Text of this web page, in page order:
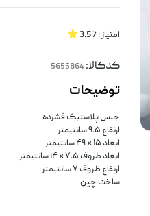
امتیاز :3.57
کدکالا:
توضیحات
جنس پلاستیک فشرده
ارتفاع ۹.۵ سانتیمتر
ابعاد ۱۵ × ۴۹ سانتیمتر
ابعاد ظروف ۷.۵ × ۱۴ سانتیمتر
ارتفاع ظروف ۷ سانتیمتر
ساخت چین